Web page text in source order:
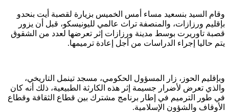
وقام السيد بنسعيد مساء أمس الخميس بزيارة لقصبة أيت بنحدو
بإقليم ورزازات، والمنصفة تراث عالمي لليونيسكو، قبل أن يزور
قصبة تاوريرت بوسط مدينة ورزازات إثر تعرضها لعدد من الشقوق
يتم حاليا إجراء الدراسات من أجل إعادة ترميمها.
وبإقليم الحوز، زار المسؤول الحكومي، مسجد تينمل التاريخي،
والذي تعرض لأضرار جسيمة إثر هذه الكارثة الطبيعية، ذلك أنه كان
في طور الترميم في إطار برنامج مشترك بين قطاع الثقافة وقطاع
الأوقاف والشؤون الإسلامية.